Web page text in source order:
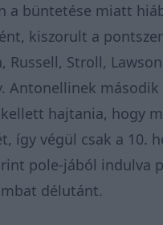
a büntetése miatt
kiszorult a
Russell, Stroll,
Antonellinek
hajtania, hogy
így végül csak a 10.
pole-jából indulva
délutánt.